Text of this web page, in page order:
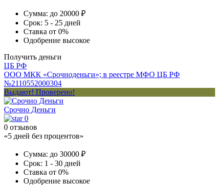
Сумма: до 20000 ₽
Срок: 5 - 25 дней
Ставка от 0%
Одобрение высокое
Получить деньги
ЦБ РФ
ООО МКК «Срочноденьги»; в реестре МФО ЦБ РФ
№2110552000304
Выдают! Проверено!
Срочно Деньги
0
0 отзывов
«5 дней без процентов»
Сумма: до 30000 ₽
Срок: 1 - 30 дней
Ставка от 0%
Одобрение высокое